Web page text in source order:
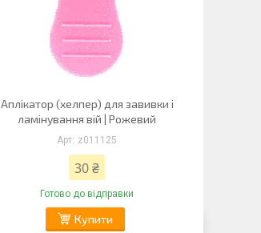
Аплікатор (хелпер) для завивки і
ламінування вій | Рожевий
z011125
30 ₴
Готово до відправки
Купити